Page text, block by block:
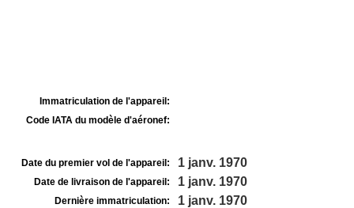
Immatriculation de l'appareil:
Code IATA du modèle d'aéronef:
Date du premier vol de l'appareil: 1 janv. 1970
Date de livraison de l'appareil: 1 janv. 1970
Dernière immatriculation: 1 janv. 1970